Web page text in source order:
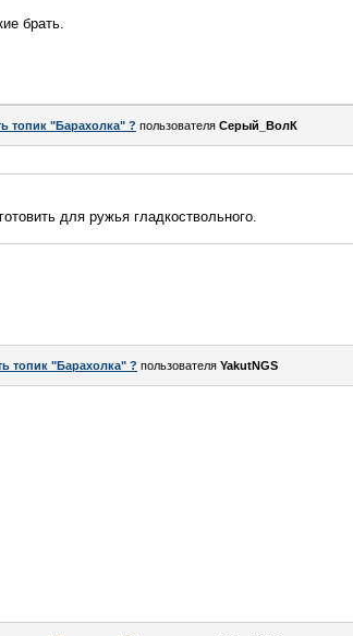
брать.
топик "Барахолка" ? пользователя Серый_ВолК
для ружья гладкоствольного.
топик "Барахолка" ? пользователя YakutNGS